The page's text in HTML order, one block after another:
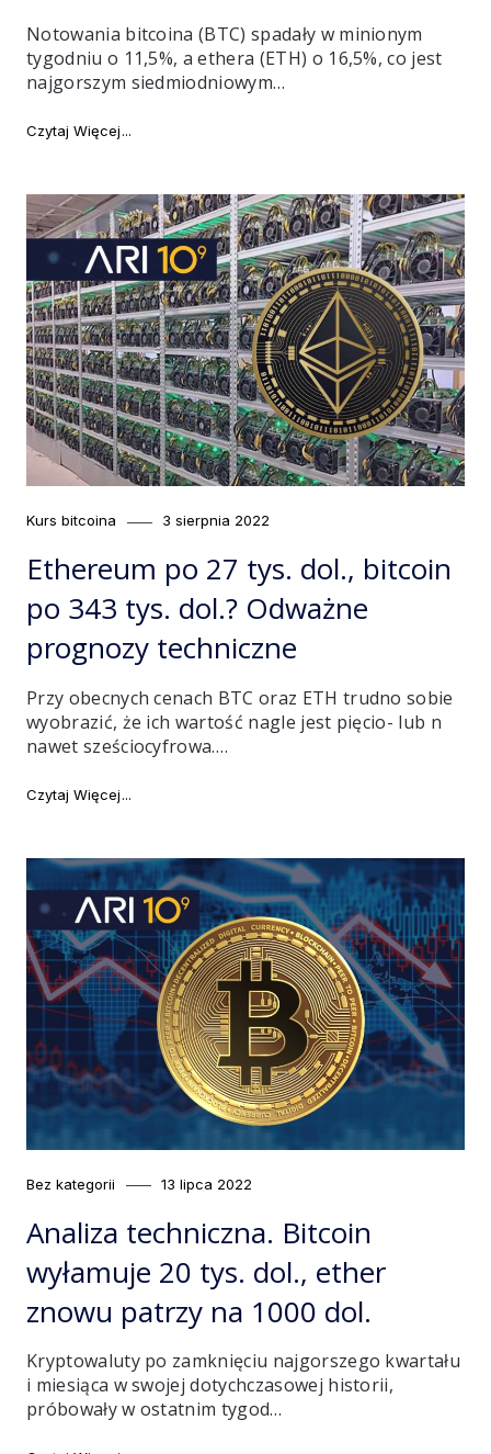
Notowania bitcoina (BTC) spadały w minionym
tygodniu o 11,5%, a ethera (ETH) o 16,5%, co jest
najgorszym siedmiodniowym…
Czytaj Więcej
Category
Kurs bitcoina
Posted
3 sierpnia 2022
Ethereum po 27 tys. dol., bitcoin
po 343 tys. dol.? Odważne
prognozy techniczne
Przy obecnych cenach BTC oraz ETH trudno sobie
wyobrazić, że ich wartość nagle jest pięcio- lub n
nawet sześciocyfrowa.…
Czytaj Więcej
Category
Bez kategorii
Posted
13 lipca 2022
Analiza techniczna. Bitcoin
wyłamuje 20 tys. dol., ether
znowu patrzy na 1000 dol.
Kryptowaluty po zamknięciu najgorszego kwartału
i miesiąca w swojej dotychczasowej historii,
próbowały w ostatnim tygod…